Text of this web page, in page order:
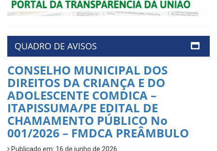
QUADRO DE AVISOS
CONSELHO MUNICIPAL DOS
DIREITOS DA CRIANÇA E DO
ADOLESCENTE COMDICA –
ITAPISSUMA/PE EDITAL DE
CHAMAMENTO PÚBLICO No
001/2026 – FMDCA PREÂMBULO
Publicado em: 16 de junho de 2026